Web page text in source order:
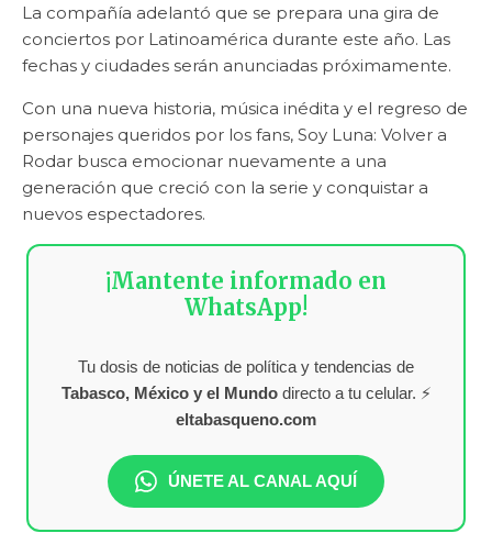
La compañía adelantó que se prepara una gira de
conciertos por Latinoamérica durante este año. Las
fechas y ciudades serán anunciadas próximamente.
Con una nueva historia, música inédita y el regreso de
personajes queridos por los fans, Soy Luna: Volver a
Rodar busca emocionar nuevamente a una
generación que creció con la serie y conquistar a
nuevos espectadores.
¡Mantente informado en
WhatsApp!
Tu dosis de noticias de política y tendencias de
Tabasco, México y el Mundodirecto a tu celular. ⚡
eltabasqueno.com
ÚNETE AL CANAL AQUÍ